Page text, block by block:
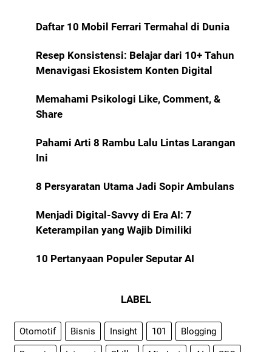
Daftar 10 Mobil Ferrari Termahal di Dunia
Resep Konsistensi: Belajar dari 10+ Tahun
Menavigasi Ekosistem Konten Digital
Memahami Psikologi Like, Comment, &
Share
Pahami Arti 8 Rambu Lalu Lintas Larangan
Ini
8 Persyaratan Utama Jadi Sopir Ambulans
Menjadi Digital-Savvy di Era AI: 7
Keterampilan yang Wajib Dimiliki
10 Pertanyaan Populer Seputar AI
LABEL
Otomotif Bisnis Insight 101 Blogging